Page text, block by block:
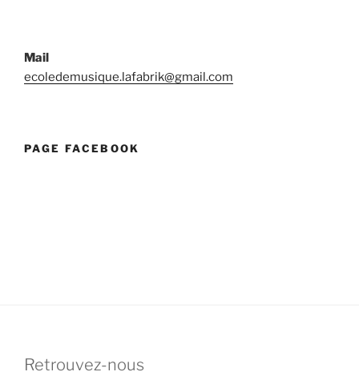
Mail
ecoledemusique.lafabrik@gmail.com
PAGE FACEBOOK
Retrouvez-nous